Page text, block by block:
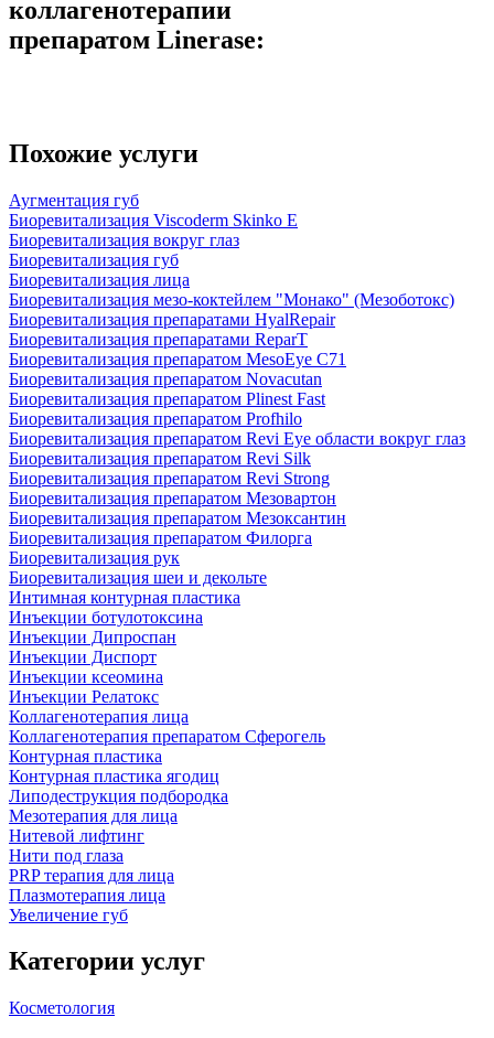
коллагенотерапии
препаратом Linerase:
Похожие услуги
Аугментация губ
Биоревитализация Viscoderm Skinko Е
Биоревитализация вокруг глаз
Биоревитализация губ
Биоревитализация лица
Биоревитализация мезо-коктейлем "Монако" (Мезоботокс)
Биоревитализация препаратами HyalRepair
Биоревитализация препаратами ReparT
Биоревитализация препаратом MesoEye C71
Биоревитализация препаратом Novacutan
Биоревитализация препаратом Plinest Fast
Биоревитализация препаратом Profhilo
Биоревитализация препаратом Revi Eye области вокруг глаз
Биоревитализация препаратом Revi Silk
Биоревитализация препаратом Revi Strong
Биоревитализация препаратом Мезовартон
Биоревитализация препаратом Мезоксантин
Биоревитализация препаратом Филорга
Биоревитализация рук
Биоревитализация шеи и декольте
Интимная контурная пластика
Инъекции ботулотоксина
Инъекции Дипроспан
Инъекции Диспорт
Инъекции ксеомина
Инъекции Релатокс
Коллагенотерапия лица
Коллагенотерапия препаратом Сферогель
Контурная пластика
Контурная пластика ягодиц
Липодеструкция подбородка
Мезотерапия для лица
Нитевой лифтинг
Нити под глаза
PRP терапия для лица
Плазмотерапия лица
Увеличение губ
Категории услуг
Косметология